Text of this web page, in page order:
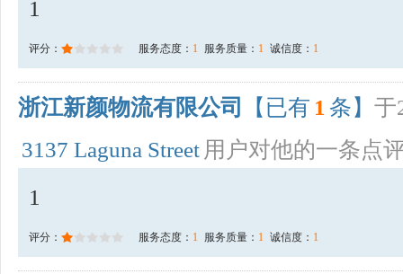
1
评分： 服务态度： 1 服务质量： 1 诚信度： 1
浙江新颜物流有限公司 【已有 1 条】 于
3137 Laguna Street 用户对他的一条点
1
评分： 服务态度： 1 服务质量： 1 诚信度： 1